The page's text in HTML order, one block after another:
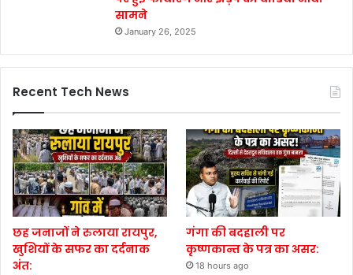
सामने
January 26, 2025
Recent Tech News
छह जनाजों ने रुलाया रायपुर,
खुशियों के सफर का दर्दनाक
अंत:
गंगा की बदहाली पर
कृष्णकान्त के पत्र का असर:
18 hours ago